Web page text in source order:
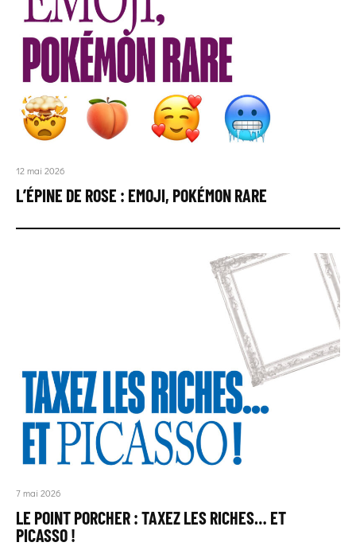
12 mai 2026
L’ÉPINE DE ROSE : EMOJI, POKÉMON RARE
7 mai 2026
LE POINT PORCHER : TAXEZ LES RICHES… ET
PICASSO !